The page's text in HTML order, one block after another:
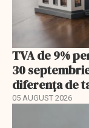
TVA de 9%
30
diferența de
05 AUGUST 2026